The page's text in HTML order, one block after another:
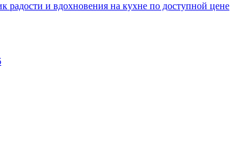
и вдохновения на кухне по доступной цене